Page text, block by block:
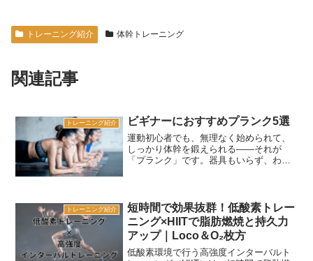
トレーニング紹介 体幹トレーニング
関連記事
トレーニング紹介 ビギナーにおすすめプランク5選
運動初心者でも、無理なく始められて、
しっかり体幹を鍛えられる——それが
「プランク」です。器具もいらず、わず
続けることで、姿勢の改...
トレーニング紹介
短時間で効果抜群！低酸素トレー
ニング×HIITで脂肪燃焼と持久力
アップ｜Loco＆O₂枚方
低酸素環境で行う高強度インターバルト